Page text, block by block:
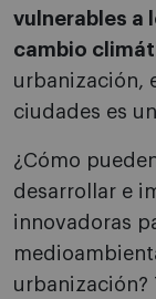
vulnerables a
cambio
urbanización,
ciudades es
¿Cómo
desarrollar e
innovadoras
urbanización?